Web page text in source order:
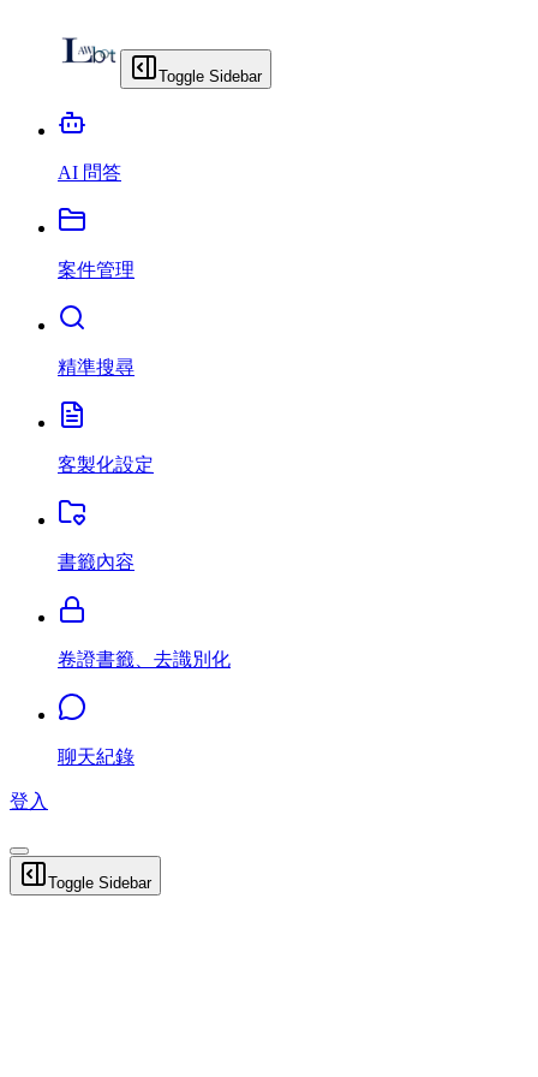
Toggle Sidebar
AI 問答
案件管理
精準搜尋
客製化設定
書籤內容
卷證書籤、去識別化
聊天紀錄
登入
Toggle Sidebar